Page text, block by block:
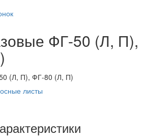
ФГ-50 (Л, П),
листы